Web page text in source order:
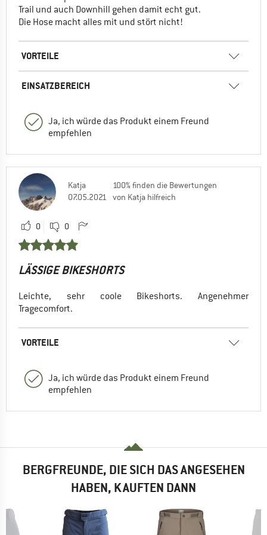
Trail und auch Downhill gehen damit echt gut.
Die Hose macht alles mit und stört nicht!
VORTEILE
EINSATZBEREICH
Ja, ich würde das Produkt einem Freund
empfehlen
Katja
07.05.2021
100% finden die Bewertungen
von Katja hilfreich
0 0
LÄSSIGE BIKESHORTS
Leichte, sehr coole Bikeshorts. Angenehmer
Tragecomfort.
VORTEILE
Ja, ich würde das Produkt einem Freund
empfehlen
BERGFREUNDE, DIE SICH DAS ANGESEHEN
HABEN, KAUFTEN DANN